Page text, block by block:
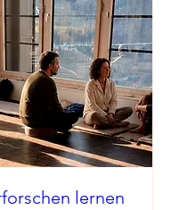
lernen